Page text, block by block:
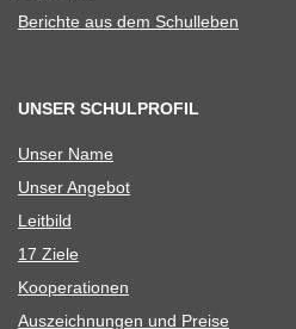
Berichte aus dem Schulleben
UNSER SCHULPROFIL
Unser Name
Unser Ange­bot
Leit­bild
17 Ziele
Koope­ra­tio­nen
Aus­zeich­nun­gen und Preise